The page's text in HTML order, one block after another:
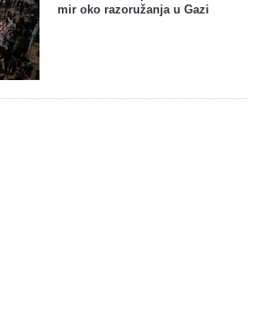
mir oko razoružanja u Gazi